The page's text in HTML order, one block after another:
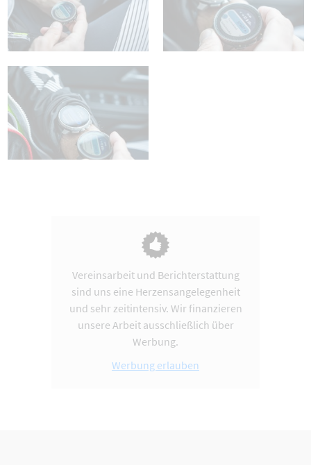
Vereinsarbeit und Berichterstattung
sind uns eine Herzensangelegenheit
und sehr zeitintensiv. Wir finanzieren
unsere Arbeit ausschließlich über
Werbung.
Werbung erlauben